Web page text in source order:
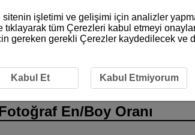
En/Boy Oranı
işletimi ve gelişimi için analizler
tıklayarak tüm Çerezleri kabul etmeyi
gereken gerekli Çerezler kaydedilecek ve
Kabul Et Kabul Etmiyorum